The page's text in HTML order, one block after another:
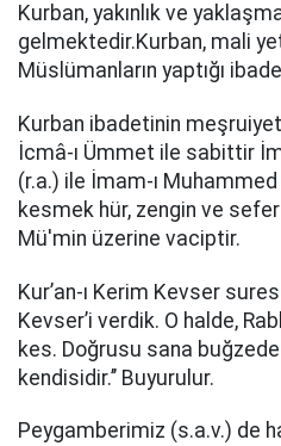
Kurban, yakınlık ve
gelmektedir.Kurban, mali
Müslümanların yaptığı
Kurban ibadetinin
İcmâ-ı Ümmet ile sabittir
(r.a.) ile İmam-ı
kesmek hür, zengin ve
Mü'min üzerine vaciptir.
Kur’an-ı Kerim Kevser
Kevser’i verdik. O halde,
kes. Doğrusu sana
kendisidir.’’ Buyurulur.
Peygamberimiz (s.a.v.) de